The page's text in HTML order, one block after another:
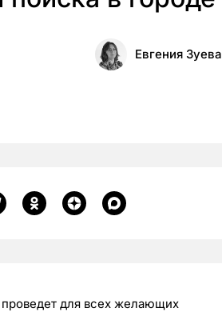
Евгения Зуева
проведет для всех желающих